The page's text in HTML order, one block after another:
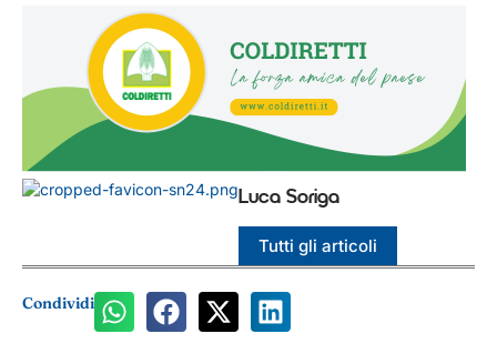
Luca Soriga
Tutti gli articoli
Condividi